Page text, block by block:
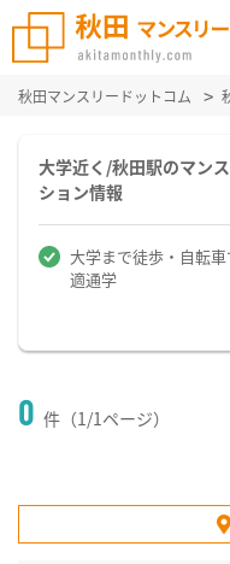
秋田マンスリードットコム
大学近く/秋田駅のマン
ション情報
大学まで徒歩・自転
適通学
0 件（1/1ページ）